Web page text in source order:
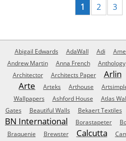
1 2 3
Abigail Edwards AdaWall Adi
Andrew Martin
Anna French Anthology
Architector
Architects Paper Arlin
Arte Arteks Arthouse
Wallpapers
Ashford House Atlas
Gates
Beautiful Walls Bekaert Textiles
BN International Borastapeter
Braquenie
Brewster Calcutta